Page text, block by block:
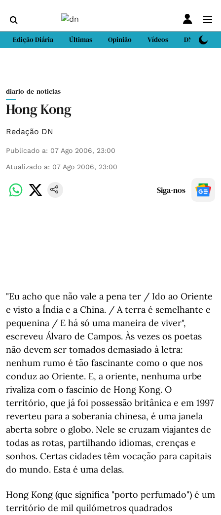
Edição Diária Últimas Opinião Vídeos DN Sport
diario-de-noticias
Hong Kong
Redação DN
Publicado a: 07 Ago 2006, 23:00
Atualizado a: 07 Ago 2006, 23:00
Siga-nos
"Eu acho que não vale a pena ter / Ido ao Oriente
e visto a Índia e a China. / A terra é semelhante e
pequenina / E há só uma maneira de viver",
escreveu Álvaro de Campos. Às vezes os poetas
não devem ser tomados demasiado à letra:
nenhum rumo é tão fascinante como o que nos
conduz ao Oriente. E, a oriente, nenhuma urbe
rivaliza com o fascínio de Hong Kong. O
território, que já foi possessão britânica e em 1997
reverteu para a soberania chinesa, é uma janela
aberta sobre o globo. Nele se cruzam viajantes de
todas as rotas, partilhando idiomas, crenças e
sonhos. Certas cidades têm vocação para capitais
do mundo. Esta é uma delas.
Hong Kong (que significa "porto perfumado") é um
território de mil quilómetros quadrados